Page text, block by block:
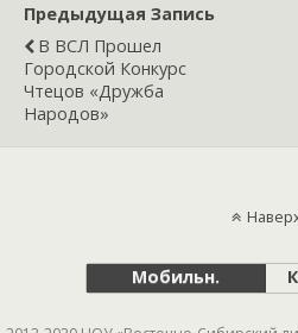
Предыдущая Запись
В ВСЛ Прошел
Городской Конкурс
Чтецов «Дружба
Народов»
Мобильн.